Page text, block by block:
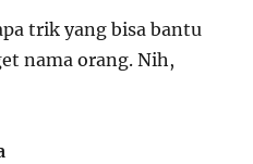
trik yang bisa bantu
nama orang. Nih,